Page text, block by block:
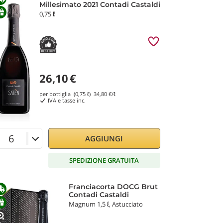
intervento conservativo che ha previsto
per far conoscere e apprezzare
profumi distinti e una grande
fichi e crosta di pane. Grande
pienezza del frutto. Dominano al naso le
struttura anticipano un finale
Millesimato 2021 Contadi Castaldi
0,75 ℓ
26,10€
per bottiglia (0,75 ℓ) 34,80 €/ℓ
IVA e tasse inc.
AGGIUNGI
SPEDIZIONE GRATUITA
Franciacorta DOCG Brut
Contadi Castaldi
Magnum 1,5 ℓ, Astucciato